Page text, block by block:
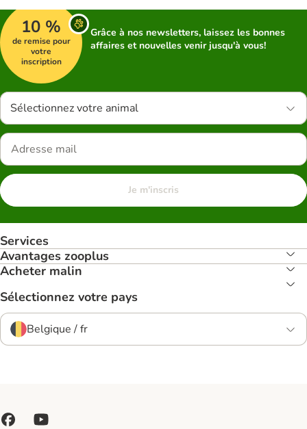
10 %
de remise pour
votre
inscription
Grâce à nos newsletters, laissez les bonnes
affaires et nouvelles venir jusqu'à vous!
Sélectionnez votre animal
Je m'inscris
Services
Avantages zooplus
Acheter malin
Sélectionnez votre pays
Belgique / fr